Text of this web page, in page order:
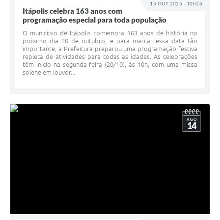
15 OUT 2025 - 10h26
Itápolis celebra 163 anos com
programação especial para toda população
O município de Itápolis comemora 163 anos de história no
próximo dia 20 de outubro, e para marcar essa data tão
importante, a Prefeitura preparou uma programação festiva
repleta de atividades para todas as idades. As celebrações
têm início na segunda-feira (20/10), às 10h, com uma missa
solene em louvor...
AGO
14